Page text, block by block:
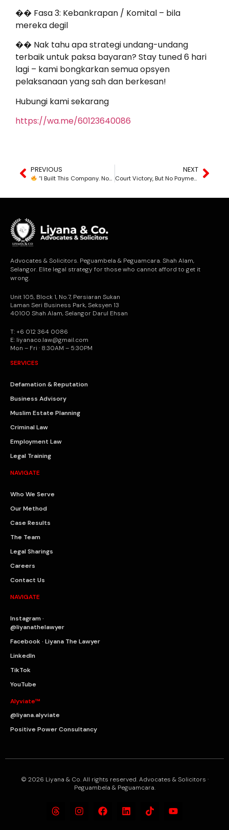
�� Fasa 3: Kebankrapan / Komital – bila
mereka degil
�� Nak tahu apa strategi undang-undang
terbaik untuk paksa bayaran? Stay tuned 6 hari
lagi – kami bongkarkan semua opsyen
pelaksanaan yang sah dan berkesan!
Hubungi kami sekarang
https://wa.me/60123640086
PREVIOUS
“I Built This Company. Now I’m Not Even Allowed in the Office?”
NEXT
Court Victory, But No Payment?
Advocates & Solicitors. Peguambela & Peguamcara. Shah Alam,
Selangor. Elite legal strategy for those who cannot afford to get it
wrong.
Unit 105, Block 1, No.7, Persiaran Sukan
Laman Seri Business Park, Seksyen 13
40100 Shah Alam, Selangor Darul Ehsan
T: +6 012 364 0086
E: liyanaco.law@gmail.com
Mon – Fri · 8:30AM – 5:30PM
SERVICES
Defamation & Reputation
Business Advisory
Muslim Estate Planning
Criminal Law
Employment Law
Legal Training
NAVIGATE
Who We Serve
Our Method
Case Results
The Team
Legal Sharings
Careers
Contact Us
NAVIGATE
Instagram ·
@liyanathelawyer
Facebook · Liyana The Lawyer
LinkedIn
TikTok
YouTube
Alyviate™
@liyana.alyviate
Positive Power Consultancy
© 2026 Liyana & Co. All rights reserved. Advocates & Solicitors ·
Peguambela & Peguamcara.